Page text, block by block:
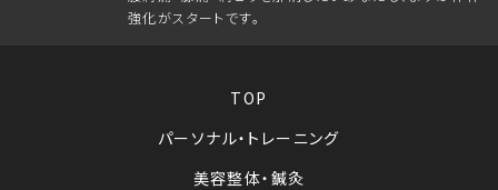
強化がスタートです。
TOP
パーソナル・トレーニング
美容整体・鍼灸